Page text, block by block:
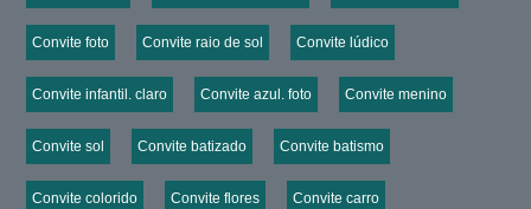
Convite foto Convite raio de sol Convite lúdico
Convite infantil. claro Convite azul. foto Convite menino
Convite sol Convite batizado Convite batismo
Convite colorido Convite flores Convite carro